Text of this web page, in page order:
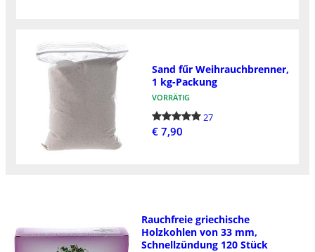
Sand fűr Weihrauchbrenner,
1 kg-Packung
VORRÄTIG
27
€ 7,90
Rauchfreie griechische
Holzkohlen von 33 mm,
Schnellzündung 120 Stück